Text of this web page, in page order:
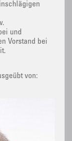
und
Vorstand bei
von: